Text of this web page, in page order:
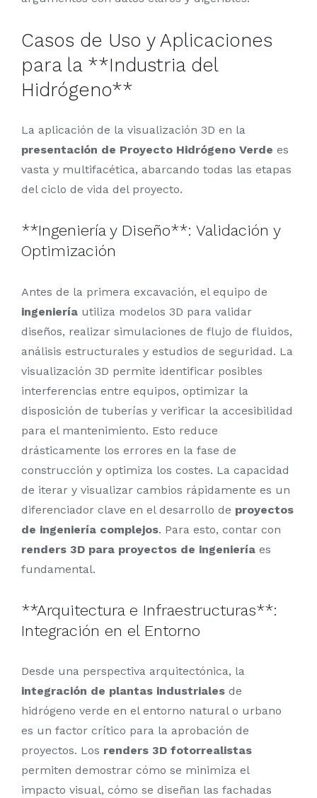
Casos de Uso y Aplicaciones
para la **Industria del
Hidrógeno**
La aplicación de la visualización 3D en la
presentación de Proyecto Hidrógeno Verde es
vasta y multifacética, abarcando todas las etapas
del ciclo de vida del proyecto.
**Ingeniería y Diseño**: Validación y
Optimización
Antes de la primera excavación, el equipo de
ingeniería utiliza modelos 3D para validar
diseños, realizar simulaciones de flujo de fluidos,
análisis estructurales y estudios de seguridad. La
visualización 3D permite identificar posibles
interferencias entre equipos, optimizar la
disposición de tuberías y verificar la accesibilidad
para el mantenimiento. Esto reduce
drásticamente los errores en la fase de
construcción y optimiza los costes. La capacidad
de iterar y visualizar cambios rápidamente es un
diferenciador clave en el desarrollo de proyectos
de ingeniería complejos. Para esto, contar con
renders 3D para proyectos de ingeniería es
fundamental.
**Arquitectura e Infraestructuras**:
Integración en el Entorno
Desde una perspectiva arquitectónica, la
integración de plantas industriales de
hidrógeno verde en el entorno natural o urbano
es un factor crítico para la aprobación de
proyectos. Los renders 3D fotorrealistas
permiten demostrar cómo se minimiza el
impacto visual, cómo se diseñan las fachadas